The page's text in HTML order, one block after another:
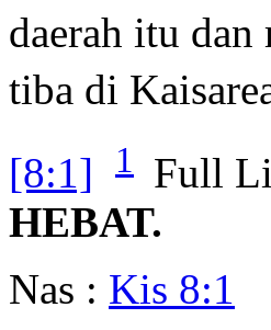
daerah itu
tiba di
[8:1] 1 Full
HEBAT.
Nas : Kis 8:1